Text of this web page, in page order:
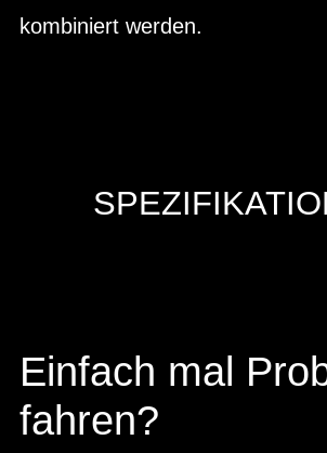
kombiniert werden.
Einfach mal
fahren?